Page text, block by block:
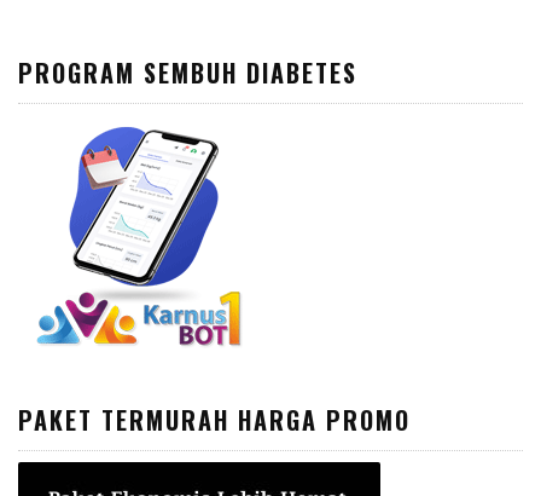
PROGRAM SEMBUH DIABETES
PAKET TERMURAH HARGA PROMO